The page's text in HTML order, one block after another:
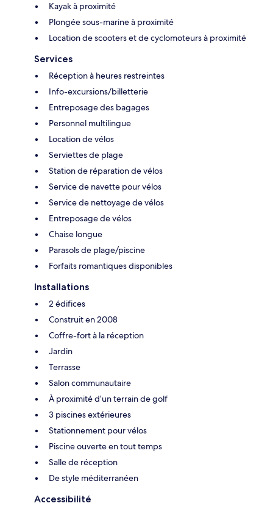
Kayak à proximité
Plongée sous-marine à proximité
Location de scooters et de cyclomoteurs à proximité
Services
Réception à heures restreintes
Info-excursions/billetterie
Entreposage des bagages
Personnel multilingue
Location de vélos
Serviettes de plage
Station de réparation de vélos
Service de navette pour vélos
Service de nettoyage de vélos
Entreposage de vélos
Chaise longue
Parasols de plage/piscine
Forfaits romantiques disponibles
Installations
2 édifices
Construit en 2008
Coffre-fort à la réception
Jardin
Terrasse
Salon communautaire
À proximité d’un terrain de golf
3 piscines extérieures
Stationnement pour vélos
Piscine ouverte en tout temps
Salle de réception
De style méditerranéen
Accessibilité